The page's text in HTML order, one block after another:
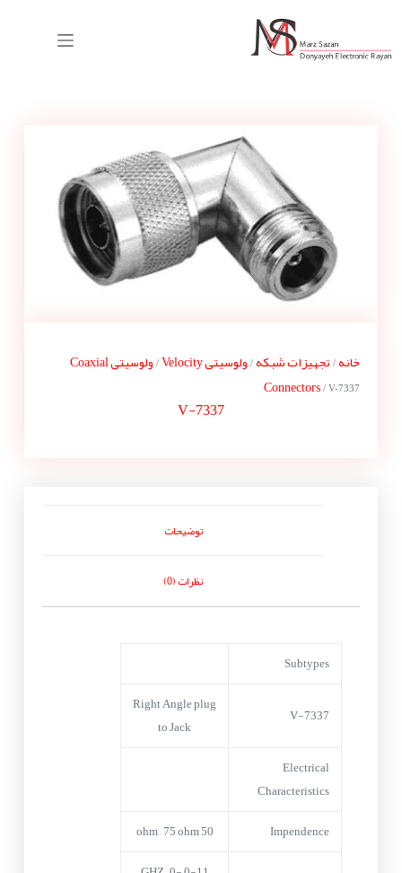
خانه/ تجهیزات شبکه/ ولوسیتی Velocity /
ولوسیتی Coaxial
Connectors / V-7337
V-7337
توضیحات
نظرات (0)
Subtypes
V-7337
Right Angle plug
to Jack
Electrical
Characteristics
Impendence
50 ohm – 75 ohm